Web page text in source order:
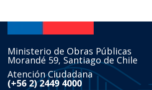
Ministerio de Obras Públicas
Morandé 59, Santiago de Chile
Atención Ciudadana
(+56 2) 2449 4000